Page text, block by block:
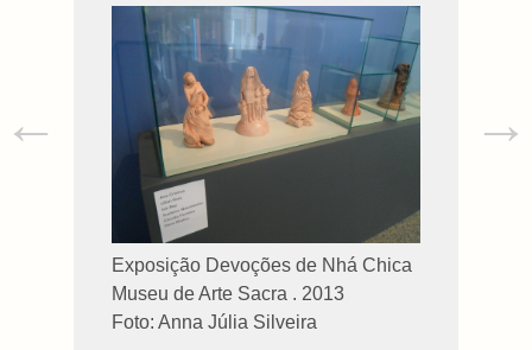
Exposição Devoções de Nhá Chica
Museu de Arte Sacra . 2013
Foto: Anna Júlia Silveira
← →